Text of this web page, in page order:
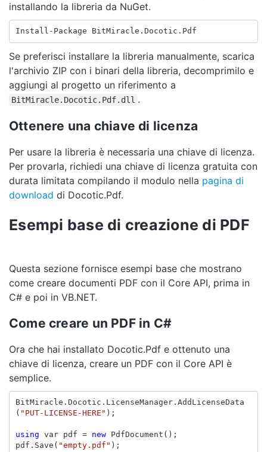
installando la libreria da NuGet.
Se preferisci installare la libreria manualmente, scarica
l'archivio ZIP con i binari della libreria, decomprimilo e
aggiungi al progetto un riferimento a
BitMiracle.Docotic.Pdf.dll .
Ottenere una chiave di licenza
Per usare la libreria è necessaria una chiave di licenza.
Per provarla, richiedi una chiave di licenza gratuita con
durata limitata compilando il modulo nella pagina di
download di Docotic.Pdf.
Esempi base di creazione di PDF
Questa sezione fornisce esempi base che mostrano
come creare documenti PDF con il Core API, prima in
C# e poi in VB.NET.
Come creare un PDF in C#
Ora che hai installato Docotic.Pdf e ottenuto una
chiave di licenza, creare un PDF con il Core API è
semplice.
BitMiracle . Docotic . LicenseManager. AddLicenseData
( "PUT-LICENSE-HERE" );
using var pdf = new PdfDocument ();
pdf . Save ( "empty.pdf" );